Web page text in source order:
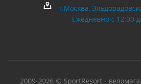
г.Москва,
Ежедневно с 12:00
2009-2026 © SportResort -